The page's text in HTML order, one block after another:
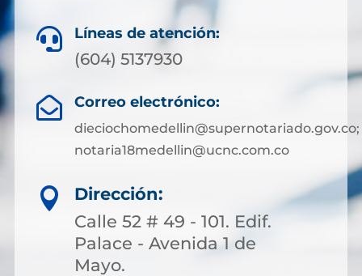
 Líneas de atención:
(604) 5137930
 Correo electrónico:
dieciochomedellin@supernotariado.gov.co;
notaria18medellin@ucnc.com.co

Dirección:
Calle 52 # 49 - 101. Edif.
Palace - Avenida 1 de
Mayo.